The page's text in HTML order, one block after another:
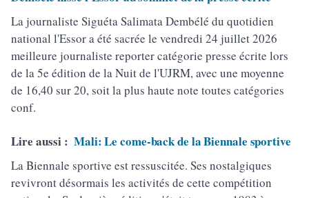
La journaliste Siguéta Salimata Dembélé du quotidien
national l'Essor a été sacrée le vendredi 24 juillet 2026
meilleure journaliste reporter catégorie presse écrite lors
de la 5e édition de la Nuit de l'UJRM, avec une moyenne
de 16,40 sur 20, soit la plus haute note toutes catégories
conf.
Lire aussi : Mali: Le come-back de la Biennale sportive
La Biennale sportive est ressuscitée. Ses nostalgiques
revivront désormais les activités de cette compétition